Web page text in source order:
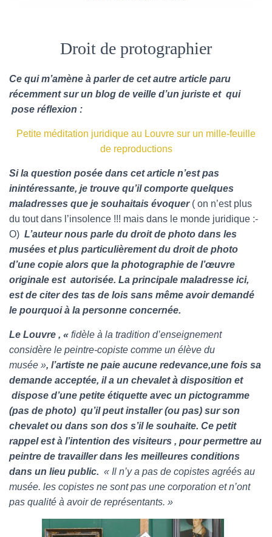
Droit de protographier
Ce qui m’amène à parler de cet autre article paru
récemment sur un blog de veille d’un juriste et qui
pose réflexion :
Petite méditation juridique au Louvre sur un mille-feuille
de reproductions
Si la question posée dans cet article n’est pas
inintéressante, je trouve qu’il comporte quelques
maladresses que je souhaitais évoquer ( on n’est plus
du tout dans l’insolence !!! mais dans le monde juridique :-
O) L’auteur nous parle du droit de photo dans les
musées et plus particulièrement du droit de photo
d’une copie alors que la photographie de l’œuvre
originale est autorisée. La principale maladresse ici,
est de citer des tas de lois sans même avoir demandé
le pourquoi à la personne concernée.
Le Louvre , « fidèle à la tradition d’enseignement
considère le peintre-copiste comme un élève du
musée », l’artiste ne paie aucune redevance,une fois sa
demande acceptée, il a un chevalet à disposition et
dispose d’une petite étiquette avec un pictogramme
(pas de photo) qu’il peut installer (ou pas) sur son
chevalet ou dans son dos s’il le souhaite. Ce petit
rappel est à l’intention des visiteurs , pour permettre au
peintre de travailler dans les meilleures conditions
dans un lieu public. « Il n’y a pas de copistes agréés au
musée. les copistes ne sont pas une corporation et n’ont
pas qualité à avoir de représentants. »